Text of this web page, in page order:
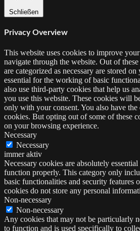
Schließen
Privacy Overview
This website uses cookies to improve
navigate through the website. Out of
are categorized as necessary are stored
essential for the working of basic
also use third-party cookies that help us
you use this website. These cookies will
only with your consent. You also have
cookies. But opting out of some of these
on your browsing experience.
Necessary
Necessary
immer aktiv
Necessary cookies are absolutely
function properly. This category only
basic functionalities and security features
cookies do not store any personal
Non-necessary
Non-necessary
Any cookies that may not be particularly
to function and is used specifically to